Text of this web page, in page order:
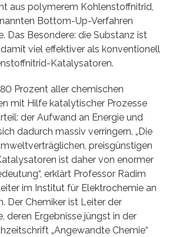
aus polymerem Kohlenstoffnitrid,
Bottom-Up-Verfahren
Das Besondere: die Substanz ist
viel effektiver als konventionell
Katalysatoren.
Prozent aller chemischen
mit Hilfe katalytischer Prozesse
der Aufwand an Energie und
dadurch massiv verringern. „Die
preisgünstigen
ist daher von enormer
erklärt Professor Radim
im Institut für Elektrochemie an
Der Chemiker ist Leiter der
deren Ergebnisse jüngst in der
„Angewandte Chemie“